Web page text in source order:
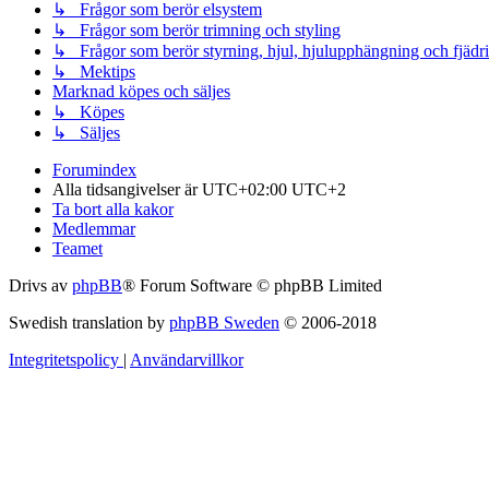
↳ Frågor som berör elsystem
↳ Frågor som berör trimning och styling
↳ Frågor som berör styrning, hjul, hjulupphängning och
↳ Mektips
Marknad köpes och säljes
↳ Köpes
↳ Säljes
Forumindex
Alla tidsangivelser är UTC+02:00 UTC+2
Ta bort alla kakor
Medlemmar
Teamet
Drivs av phpBB® Forum Software © phpBB Limited
Swedish translation by phpBB Sweden © 2006-2018
Integritetspolicy | Användarvillkor